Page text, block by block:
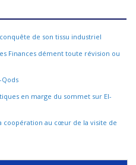
de son tissu industriel
Finances dément toute révision ou
en marge du sommet sur El-
coopération au cœur de la visite de